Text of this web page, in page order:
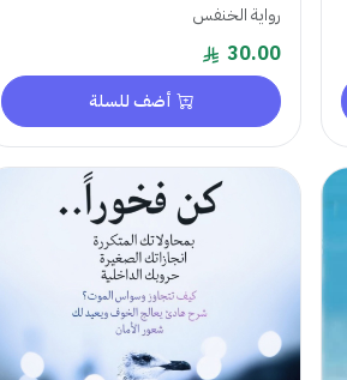
رواية الخنفس
30.00
أضف للسلة